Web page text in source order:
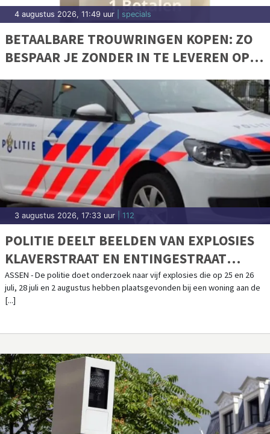
4 augustus 2026, 11:49 uur | specials
BETAALBARE TROUWRINGEN KOPEN: ZO
BESPAAR JE ZONDER IN TE LEVEREN OP
KWALITEIT
3 augustus 2026, 17:33 uur | 112
POLITIE DEELT BEELDEN VAN EXPLOSIES
KLAVERSTRAAT EN ENTINGESTRAAT
ASSEN
ASSEN - De politie doet onderzoek naar vijf explosies die op 25 en 26
juli, 28 juli en 2 augustus hebben plaatsgevonden bij een woning aan de
[...]